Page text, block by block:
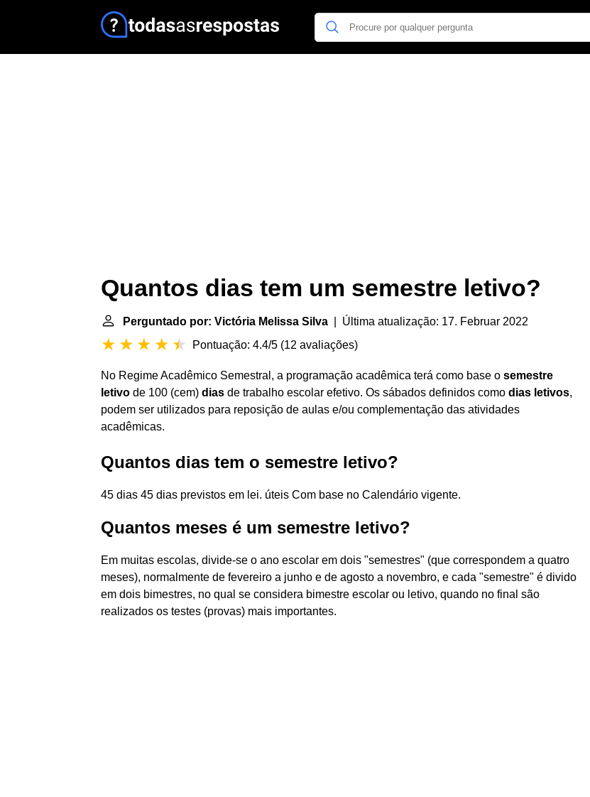
Quantos dias tem um semestre letivo?
Perguntado por: Victória Melissa Silva | Última atualização: 17. Februar 2022
Pontuação: 4.4/5 (12 avaliações)
No Regime Acadêmico Semestral, a programação acadêmica terá como base o semestre
letivo de 100 (cem) dias de trabalho escolar efetivo. Os sábados definidos como dias letivos,
podem ser utilizados para reposição de aulas e/ou complementação das atividades
acadêmicas.
Quantos dias tem o semestre letivo?
45 dias 45 dias previstos em lei. úteis Com base no Calendário vigente.
Quantos meses é um semestre letivo?
Em muitas escolas, divide-se o ano escolar em dois "semestres" (que correspondem a quatro
meses), normalmente de fevereiro a junho e de agosto a novembro, e cada "semestre" é divido
em dois bimestres, no qual se considera bimestre escolar ou letivo, quando no final são
realizados os testes (provas) mais importantes.